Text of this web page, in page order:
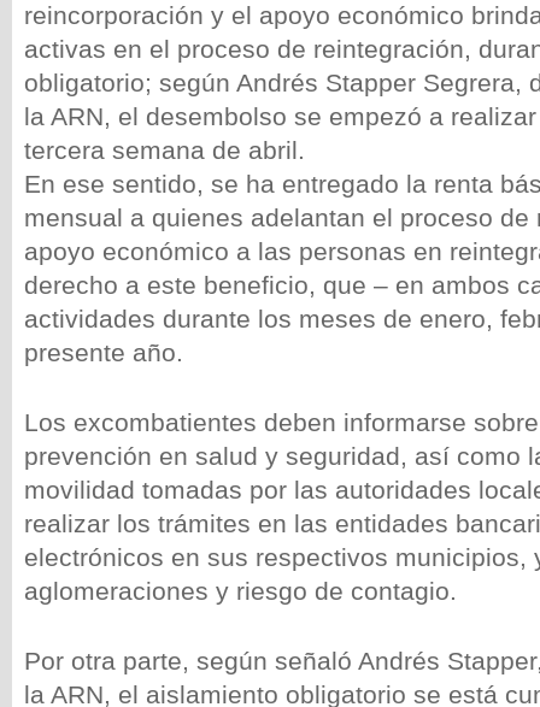
reincorporación y el apoyo económico
activas en el proceso de reintegración,
obligatorio; según Andrés Stapper Segrera,
la ARN, el desembolso se empezó a
tercera semana de abril.
En ese sentido, se ha entregado la renta
mensual a quienes adelantan el proceso de
apoyo económico a las personas en
derecho a este beneficio, que – en ambos
actividades durante los meses de enero,
presente año.
Los excombatientes deben informarse
prevención en salud y seguridad, así como
movilidad tomadas por las autoridades
realizar los trámites en las entidades
electrónicos en sus respectivos municipios,
aglomeraciones y riesgo de contagio.
Por otra parte, según señaló Andrés
la ARN, el aislamiento obligatorio se está